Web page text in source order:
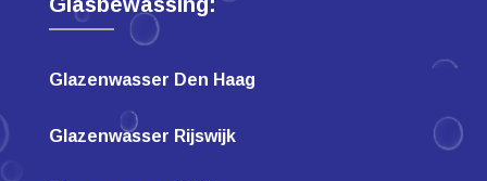
Glazenwasser Den Haag
Glazenwasser Rijswijk